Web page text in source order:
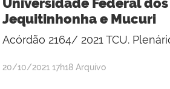
Universidade Federal
Jequitinhonha e Mucuri
Acórdão 2164/ 2021 TCU.
por
publicado
20/10/2021 17h18 Arquivo